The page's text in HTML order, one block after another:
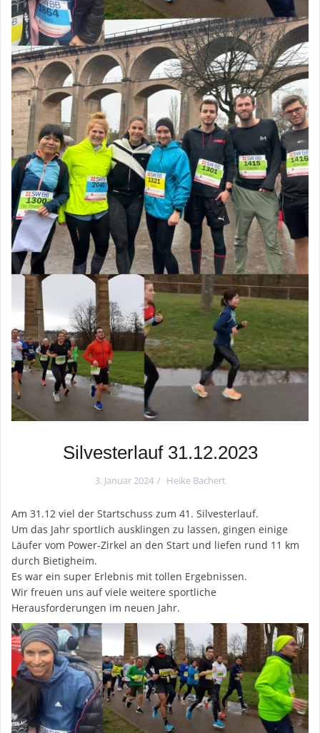
Silvesterlauf 31.12.2023
3. Januar 2024 Heike Bachert
Am 31.12 viel der Startschuss zum 41. Silvesterlauf.
Um das Jahr sportlich ausklingen zu lassen, gingen einige
Läufer vom Power-Zirkel an den Start und liefen rund 11 km
durch Bietigheim.
Es war ein super Erlebnis mit tollen Ergebnissen.
Wir freuen uns auf viele weitere sportliche
Herausforderungen im neuen Jahr.